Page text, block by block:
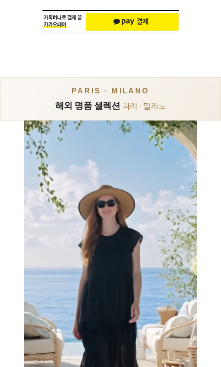
PARIS · MILANO
해외 명품 셀렉션 파리 · 밀라노